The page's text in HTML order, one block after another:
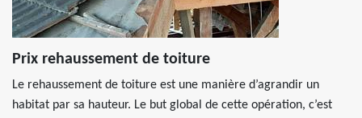
Prix rehaussement de toiture
Le rehaussement de toiture est une manière d’agrandir un
habitat par sa hauteur. Le but global de cette opération, c’est